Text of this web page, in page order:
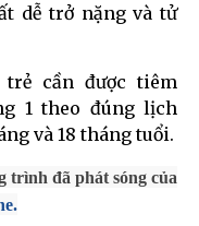
dễ trở nặng và tử
cần được tiêm
1 theo đúng lịch
và 18 tháng tuổi.
trình đã phát sóng của